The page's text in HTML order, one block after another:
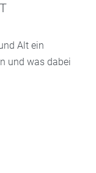
Alt ein
und was dabei